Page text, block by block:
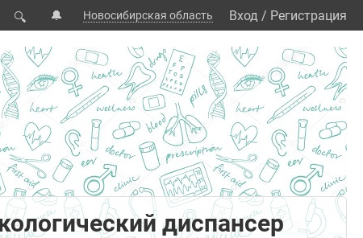
🔍 🔔 Новосибирская область Вход / Регистрация
диспансер